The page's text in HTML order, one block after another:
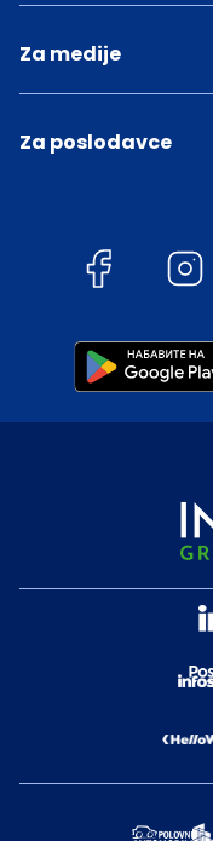
Za medije
Za poslodavce